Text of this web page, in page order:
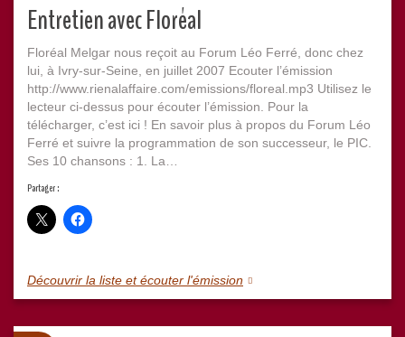
Entretien avec Floréal
Floréal Melgar nous reçoit au Forum Léo Ferré, donc chez
lui, à Ivry-sur-Seine, en juillet 2007 Ecouter l’émission
http://www.rienalaffaire.com/emissions/floreal.mp3 Utilisez le
lecteur ci-dessus pour écouter l’émission. Pour la
télécharger, c’est ici ! En savoir plus à propos du Forum Léo
Ferré et suivre la programmation de son successeur, le PIC.
Ses 10 chansons : 1. La…
Partager :
Découvrir la liste et écouter l'émission